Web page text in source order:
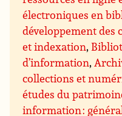
électroniques en
développement des
et indexation,
d’information,
collections et
études du
information :